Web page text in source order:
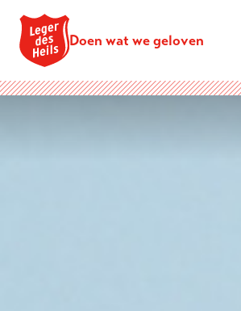
Doen wat we geloven